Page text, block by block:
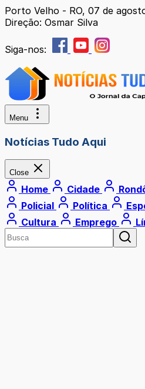
Porto Velho - RO, 07 de
Direção: Osmar Silva
Siga-nos:
Menu
Notícias Tudo Aqui
Close
Home Cidade
Policial
Política
Cultura
Emprego